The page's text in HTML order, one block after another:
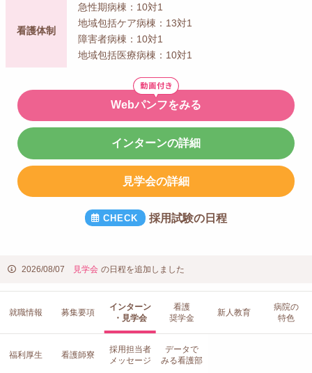
看護体制
急性期病棟：10対1
地域包括ケア病棟：13対1
障害者病棟：10対1
地域包括医療病棟：10対1
Webパンフをみる
インターンの詳細
見学会の詳細
採用試験の日程
2026/08/07 見学会 の日程を追加しました
就職情報 募集要項
インターン
・見学会
看護
奨学金
新人教育
病院の
特色
福利厚生 看護師寮
採用担当者
メッセージ
データで
みる看護部